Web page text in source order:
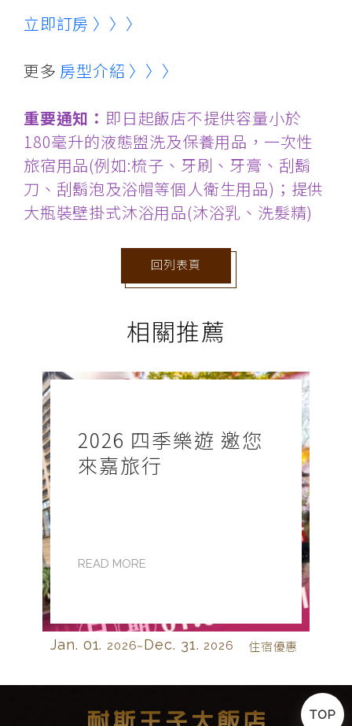
立即訂房 〉〉〉
更多 房型介紹 〉〉〉
重要通知： 即日起飯店不提供容量小於
180毫升的液態盥洗及保養用品，一次性
旅宿用品(例如:梳子、牙刷、牙膏、刮鬍
刀、刮鬍泡及浴帽等個人衛生用品)；提供
大瓶裝壁掛式沐浴用品(沐浴乳、洗髮精)
回列表頁
相關推薦
2026 四季樂遊 邀您
來嘉旅行
READ MORE
Jan. 01. 2026~Dec. 31. 2026 住宿優惠
TOP